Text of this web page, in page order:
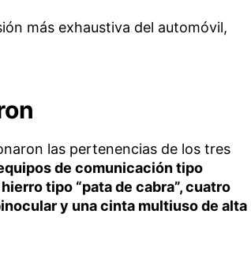
más exhaustiva del automóvil,
las pertenencias de los tres
de comunicación tipo
tipo “pata de cabra”, cuatro
y una cinta multiuso de alta